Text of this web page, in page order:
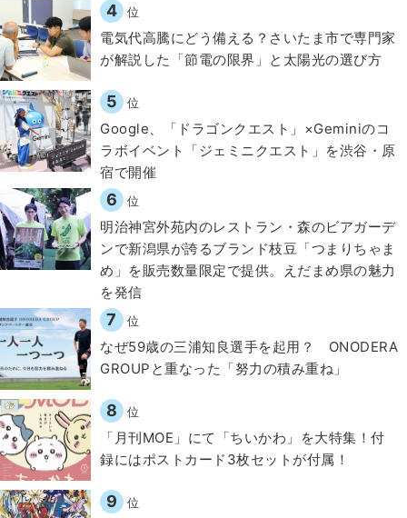
4 位
電気代高騰にどう備える？さいたま市で専門家
が解説した「節電の限界」と太陽光の選び方
5 位
Google、「ドラゴンクエスト」×Geminiのコ
ラボイベント「ジェミニクエスト」を渋谷・原
宿で開催
6 位
明治神宮外苑内のレストラン・森のビアガーデ
ンで新潟県が誇るブランド枝豆「つまりちゃま
め」を販売数量限定で提供。えだまめ県の魅力
を発信
7 位
なぜ59歳の三浦知良選手を起用？ ONODERA
GROUPと重なった「努力の積み重ね」
8 位
「月刊MOE」にて「ちいかわ」を大特集！付
録にはポストカード3枚セットが付属！
9 位